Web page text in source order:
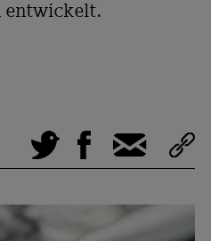
entwickelt.
Tweet Facebook
E-Mail